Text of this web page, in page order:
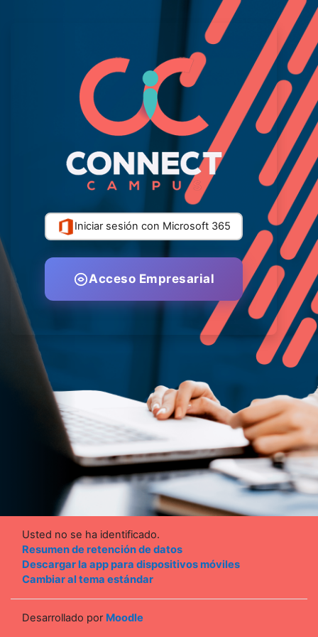
Iniciar sesión con Microsoft 365
Acceso Empresarial
Usted no se ha identificado.
Resumen de retención de datos
Descargar la app para dispositivos móviles
Cambiar al tema estándar
Desarrollado por Moodle